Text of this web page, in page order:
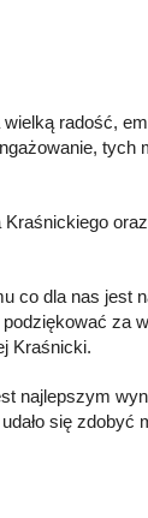
radość,
tych
Kraśnickiego
co dla nas jest
za
Kraśnicki.
najlepszym
się zdobyć